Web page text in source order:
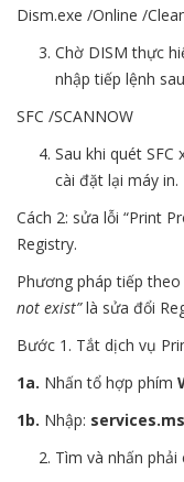
Dism.exe /Online /
Chờ DISM thực
nhập tiếp lệnh
SFC /SCANNOW
Sau khi quét
cài đặt lại máy in.
Cách 2: sửa lỗi “Print
Registry.
Phương pháp tiếp
not exist”là sửa đổi
Bước 1. Tắt dịch vụ
1a. Nhấn tổ hợp phím
1b. Nhập:
Tìm và nhấn phải